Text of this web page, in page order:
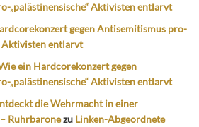
„palästinensische“ Aktivisten entlarvt
gegen Antisemitismus pro-
Aktivisten entlarvt
ein Hardcorekonzert gegen
„palästinensische“ Aktivisten entlarvt
die Wehrmacht in einer
Ruhrbaronezu Linken-Abgeordnete